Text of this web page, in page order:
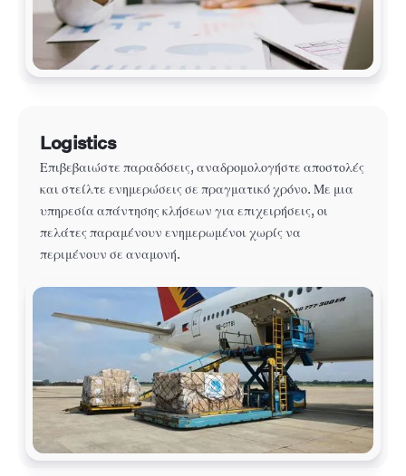
Logistics
Επιβεβαιώστε παραδόσεις, αναδρομολογήστε αποστολές
και στείλτε ενημερώσεις σε πραγματικό χρόνο. Με μια
υπηρεσία απάντησης κλήσεων για επιχειρήσεις, οι
πελάτες παραμένουν ενημερωμένοι χωρίς να
περιμένουν σε αναμονή.